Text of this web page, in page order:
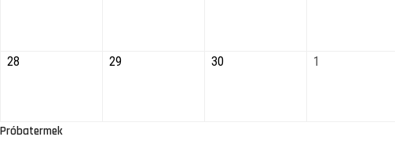
28 29 30 1
Próbatermek